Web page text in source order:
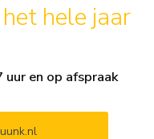
hele jaar
en op afspraak